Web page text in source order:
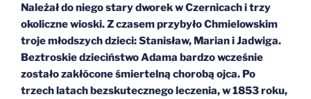
Należał do niego stary dworek w Czernicach i trzy
okoliczne wioski. Z czasem przybyło Chmielowskim
troje młodszych dzieci: Stanisław, Marian i Jadwiga.
Beztroskie dzieciństwo Adama bardzo wcześnie
zostało zakłócone śmiertelną chorobą ojca. Po
trzech latach bezskutecznego leczenia, w 1853 roku,